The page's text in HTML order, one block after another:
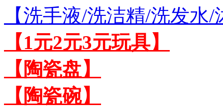
【洗手液/洗洁精/洗发水
【1元2元3元玩具】
【陶瓷盘】
【陶瓷碗】